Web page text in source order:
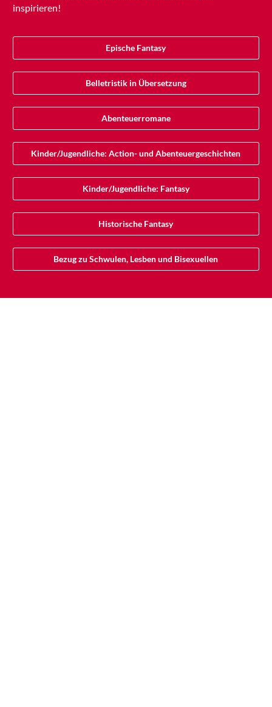
inspirieren!
Epische Fantasy
Belletristik in Übersetzung
Abenteuerromane
Kinder/Jugendliche: Action- und Abenteuergeschichten
Kinder/Jugendliche: Fantasy
Historische Fantasy
Bezug zu Schwulen, Lesben und Bisexuellen